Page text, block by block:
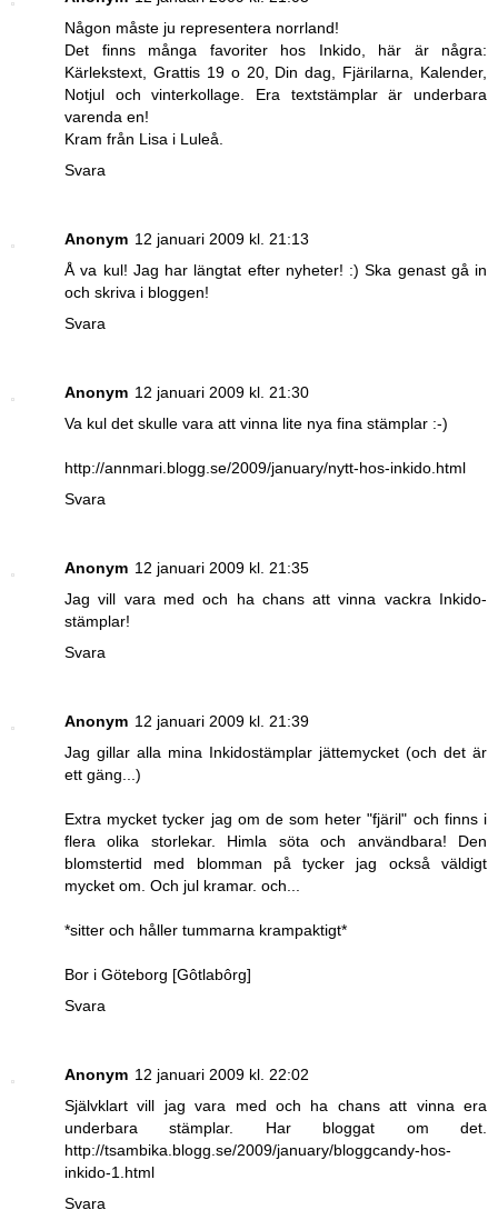
Någon måste ju representera norrland!
Det finns många favoriter hos Inkido, här är några:
Kärlekstext, Grattis 19 o 20, Din dag, Fjärilarna, Kalender,
Notjul och vinterkollage. Era textstämplar är underbara
varenda en!
Kram från Lisa i Luleå.
Svara
Anonym 12 januari 2009 kl. 21:13
Å va kul! Jag har längtat efter nyheter! :) Ska genast gå in
och skriva i bloggen!
Svara
Anonym 12 januari 2009 kl. 21:30
Va kul det skulle vara att vinna lite nya fina stämplar :-)
http://annmari.blogg.se/2009/january/nytt-hos-inkido.html
Svara
Anonym 12 januari 2009 kl. 21:35
Jag vill vara med och ha chans att vinna vackra Inkido-
stämplar!
Svara
Anonym 12 januari 2009 kl. 21:39
Jag gillar alla mina Inkidostämplar jättemycket (och det är
ett gäng...)
Extra mycket tycker jag om de som heter "fjäril" och finns i
flera olika storlekar. Himla söta och användbara! Den
blomstertid med blomman på tycker jag också väldigt
mycket om. Och jul kramar. och...
*sitter och håller tummarna krampaktigt*
Bor i Göteborg [Gôtlabôrg]
Svara
Anonym 12 januari 2009 kl. 22:02
Självklart vill jag vara med och ha chans att vinna era
underbara stämplar. Har bloggat om det.
http://tsambika.blogg.se/2009/january/bloggcandy-hos-
inkido-1.html
Svara